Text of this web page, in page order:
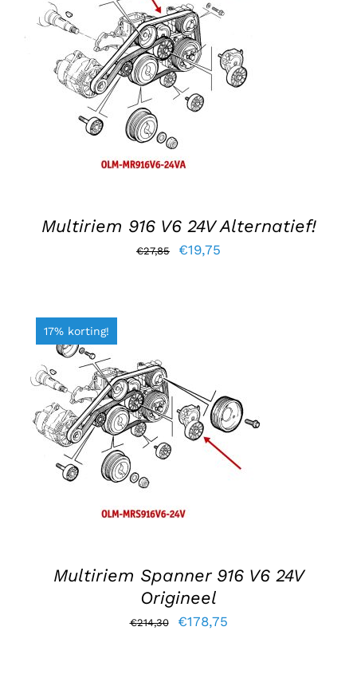
TOEVOEGEN AAN WINKELWAGEN
/
DETAILS
Multiriem 916 V6 24V Alternatief!
€27,85
Oorspronkelijke
€19,75
17% korting!
TOEVOEGEN AAN WINKELWAGEN
/
DETAILS
Multiriem Spanner 916 V6 24V
Origineel
€214,30
Oorspronkelijke
€178,75Huidige